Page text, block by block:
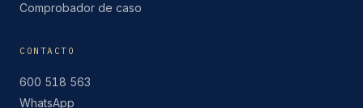
Comprobador de caso
CONTACTO
600 518 563
WhatsApp